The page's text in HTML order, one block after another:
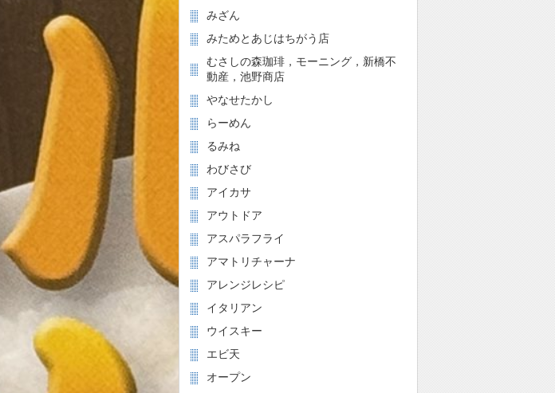
みざん
みためとあじはちがう店
むさしの森珈琲，モーニング，新橋不
動産，池野商店
やなせたかし
らーめん
るみね
わびさび
アイカサ
アウトドア
アスパラフライ
アマトリチャーナ
アレンジレシピ
イタリアン
ウイスキー
エビ天
オープン